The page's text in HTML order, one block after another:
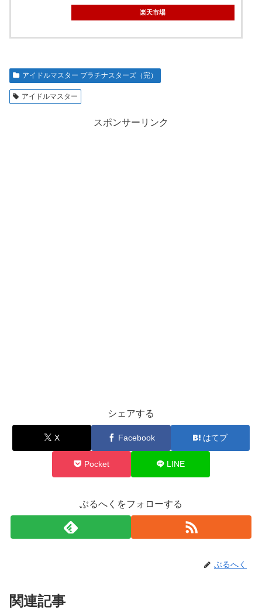
楽天市場
アイドルマスター プラチナスターズ（完）
アイドルマスター
スポンサーリンク
シェアする
X Facebook はてブ
Pocket LINE
ぶるへくをフォローする
ぶるへく
関連記事